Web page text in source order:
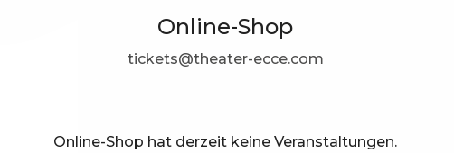
Online-Shop
tickets@theater-ecce.com
Online-Shop hat derzeit keine Veranstaltungen.